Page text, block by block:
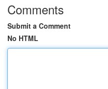
Comments
Submit a Comment
No HTML